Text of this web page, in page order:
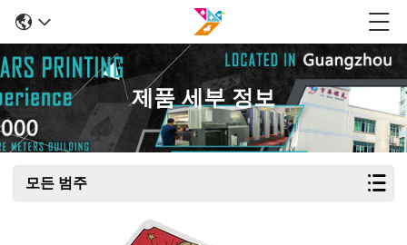
제품 세부 정보
모든 범주